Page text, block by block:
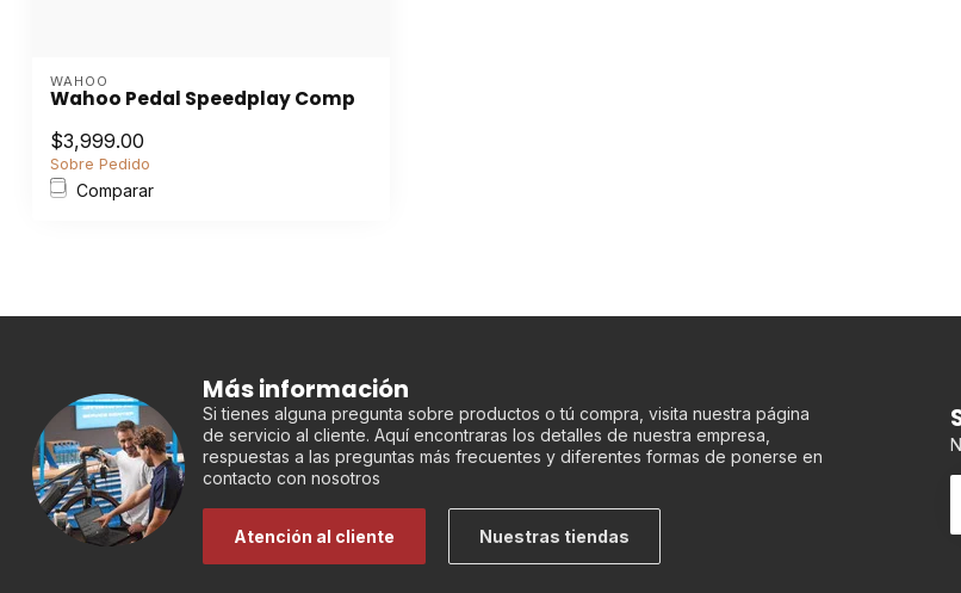
WAHOO
Wahoo Pedal Speedplay Comp
$3,999.00
Sobre Pedido
Comparar
Más información
Si tienes alguna pregunta sobre productos o tú compra, visita nuestra página
de servicio al cliente. Aquí encontraras los detalles de nuestra empresa,
respuestas a las preguntas más frecuentes y diferentes formas de ponerse en
contacto con nosotros
Atención al cliente Nuestras tiendas